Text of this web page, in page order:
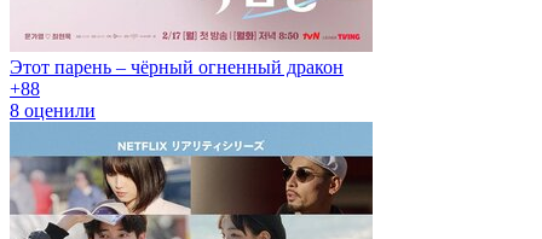
Этот парень – чёрный огненный дракон
+88
8 оценили